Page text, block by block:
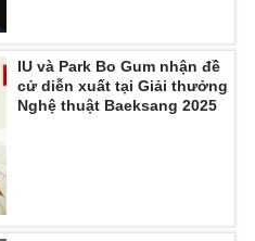
thức nếu không có sự chấp
VTV.vn khi phát hành lại
IU và Park Bo Gum nhận đề
cử diễn xuất tại Giải thưởng
Nghệ thuật Baeksang 2025